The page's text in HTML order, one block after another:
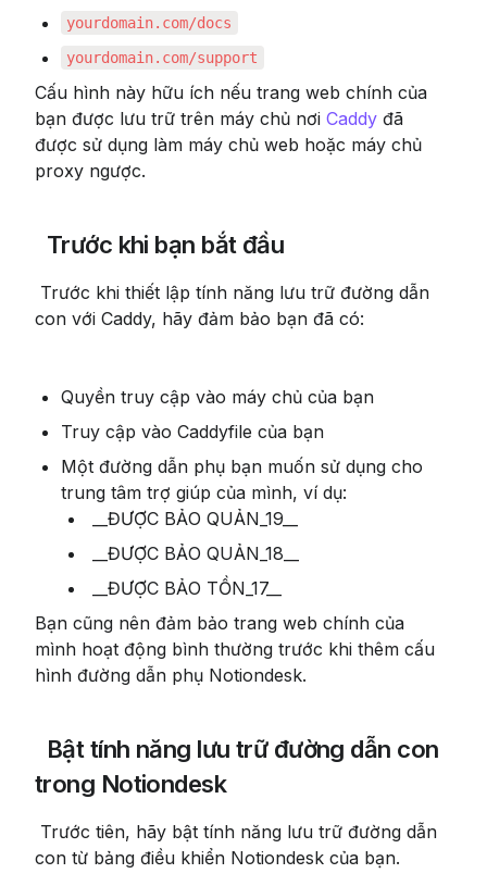
yourdomain.com/docs
yourdomain.com/support
Cấu hình này hữu ích nếu trang web chính của
bạn được lưu trữ trên máy chủ nơi Caddy đã
được sử dụng làm máy chủ web hoặc máy chủ
proxy ngược.
Trước khi bạn bắt đầu
con với Caddy, hãy đảm bảo bạn đã có:
Quyền truy cập vào máy chủ của bạn
Truy cập vào Caddyfile của bạn
Một đường dẫn phụ bạn muốn sử dụng cho
trung tâm trợ giúp của mình, ví dụ:
__ĐƯỢC BẢO QUẢN_19__
__ĐƯỢC BẢO QUẢN_18__
__ĐƯỢC BẢO TỒN_17__
Bạn cũng nên đảm bảo trang web chính của
mình hoạt động bình thường trước khi thêm cấu
hình đường dẫn phụ Notiondesk.
Bật tính năng lưu trữ đường dẫn con
trong Notiondesk
con từ bảng điều khiển Notiondesk của bạn.